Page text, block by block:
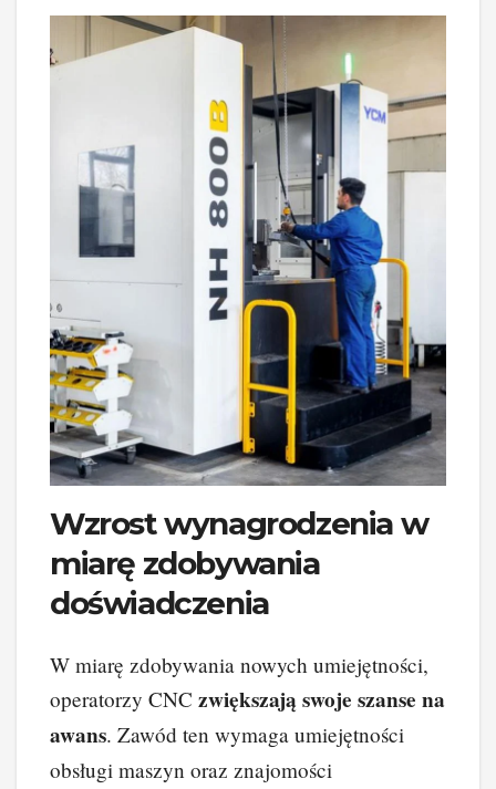
Wzrost wynagrodzenia w
miarę zdobywania
doświadczenia
W miarę zdobywania nowych umiejętności,
operatorzy CNC zwiększają swoje szanse na
awans. Zawód ten wymaga umiejętności
obsługi maszyn oraz znajomości